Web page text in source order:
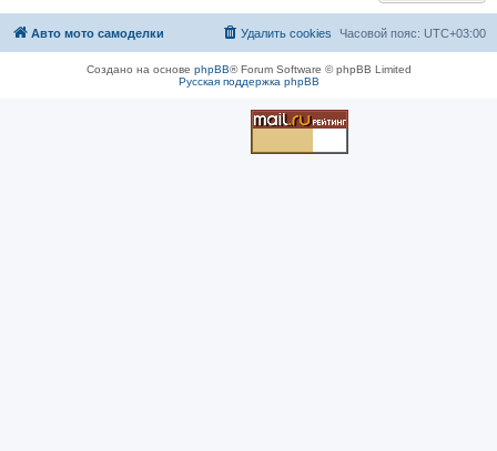
Авто мото самоделки Часовой пояс: UTC+03:00
Удалить cookies
Создано на основе phpBB® Forum Software © phpBB Limited
Русская поддержка phpBB